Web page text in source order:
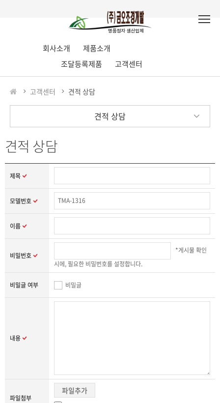
회사소개
제품소개
조달등록제품
고객센터
고객센터 견적 상담
견적 상담
견적 상담
제목
모델번호
이름
비밀번호
*게시물 확인
시에, 필요한 비밀번호를 설정합니다.
비밀글 여부 비밀글
내용
파일첨부
파일추가